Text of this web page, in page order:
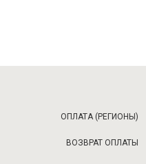
ОПЛАТА (РЕГИОНЫ)
ВОЗВРАТ ОПЛАТЫ